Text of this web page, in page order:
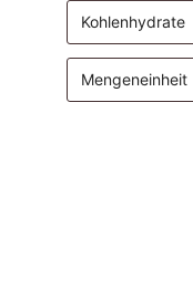
Fettreduziert
Monoprotein
Kohlenhydrate
Mengeneinheit